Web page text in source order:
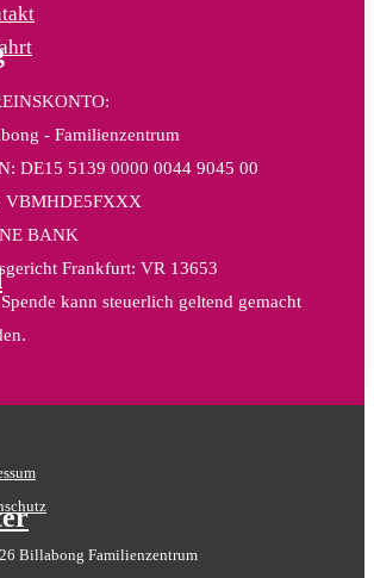
- Familienzentrum
DE15 5139 0000 0044 9045 00
VBMHDE5FXXX
BANK
Frankfurt: VR 13653
kann steuerlich geltend gemacht
Billabong Familienzentrum